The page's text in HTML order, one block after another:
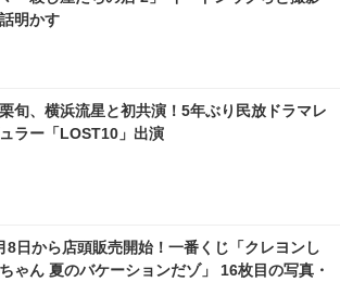
明かす
旬、横浜流星と初共演！5年ぶり民放ドラマレ
ラー「LOST10」出演
8日から店頭販売開始！一番くじ「クレヨンし
ゃん 夏のバケーションだゾ」 16枚目の写真・